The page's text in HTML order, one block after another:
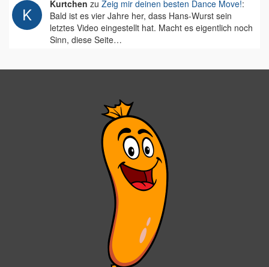
Kurtchen zu Zeig mir deinen besten Dance Move!:
Bald ist es vier Jahre her, dass Hans-Wurst sein
letztes Video eingestellt hat. Macht es eigentlich noch
Sinn, diese Seite…